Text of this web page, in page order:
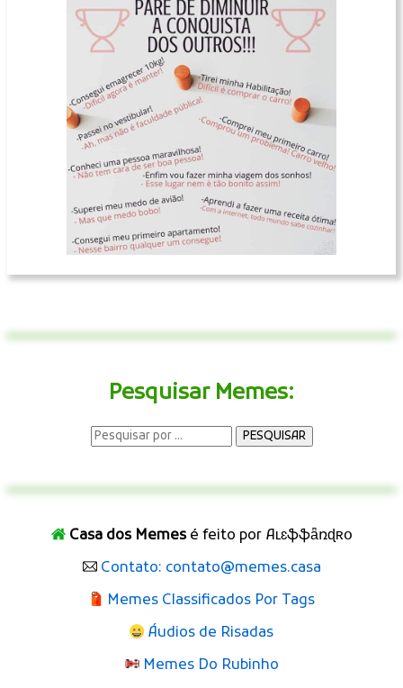
Pesquisar Memes:
Casa dos Memesé feito por Aʟɛֆֆǟռɖʀօ
Contato: contato@memes.casa
Memes Classificados Por Tags
Áudios de Risadas
Memes Do Rubinho